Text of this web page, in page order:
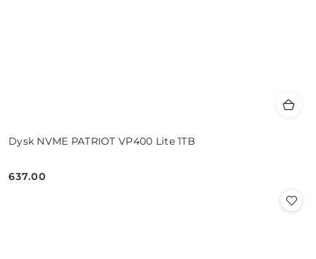
Dysk NVME PATRIOT VP400 Lite 1TB
Cena:
637.00